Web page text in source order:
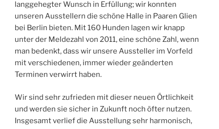
langgehegter Wunsch in Erfüllung; wir konnten
unseren Ausstellern die schöne Halle in Paaren Glien
bei Berlin bieten. Mit 160 Hunden lagen wir knapp
unter der Meldezahl von 2011, eine schöne Zahl, wenn
man bedenkt, dass wir unsere Aussteller im Vorfeld
mit verschiedenen, immer wieder geänderten
Terminen verwirrt haben.
Wir sind sehr zufrieden mit dieser neuen Örtlichkeit
und werden sie sicher in Zukunft noch öfter nutzen.
Insgesamt verlief die Ausstellung sehr harmonisch,